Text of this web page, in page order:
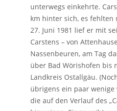
unterwegs einkehrte.
km hinter sich, es fehlten
27. Juni 1981 lief er mit
Carstens – von
Nassenbeuren, am Tag
über Bad Wörishofen bis
Landkreis Ostallgäu.
übrigens ein paar
die auf den Verlauf des